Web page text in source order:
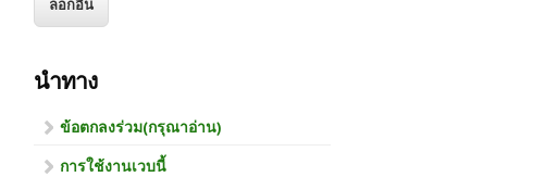
นำทาง
ข้อตกลงร่วม(กรุณาอ่าน)
การใช้งานเวบนี้